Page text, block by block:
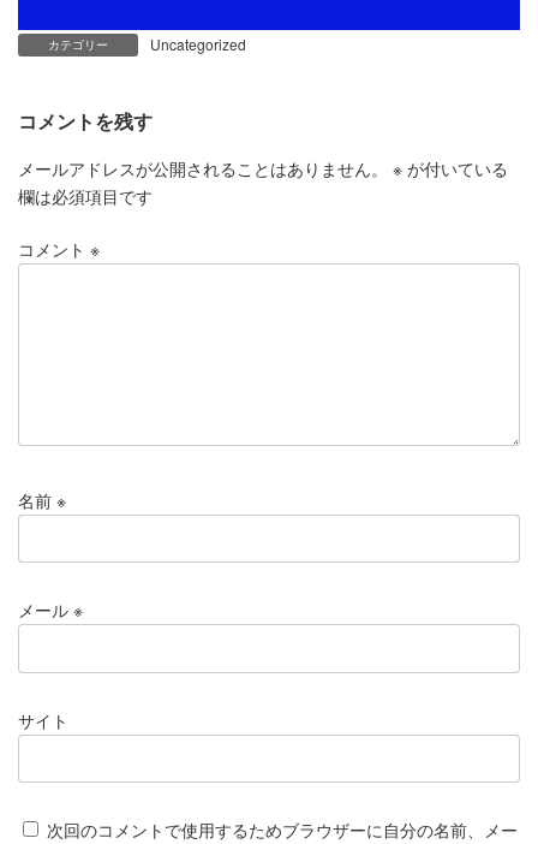
カテゴリー Uncategorized
コメントを残す
メールアドレスが公開されることはありません。 ※ が付いている
欄は必須項目です
コメント ※
名前 ※
メール ※
サイト
次回のコメントで使用するためブラウザーに自分の名前、メー